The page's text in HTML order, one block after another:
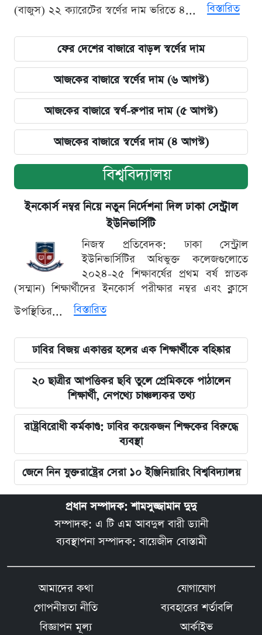
(বাজুস) ২২ ক্যারেটের স্বর্ণের দাম ভরিতে ৪...
বিস্তারিত
ফের দেশের বাজারে বাড়ল স্বর্ণের দাম
আজকের বাজারে স্বর্ণের দাম (৬ আগস্ট)
আজকের বাজারে স্বর্ণ-রুপার দাম (৫ আগস্ট)
আজকের বাজারে স্বর্ণের দাম (৪ আগস্ট)
বিশ্ববিদ্যালয়
ইনকোর্স নম্বর নিয়ে নতুন নির্দেশনা দিল ঢাকা সেন্ট্রাল
ইউনিভার্সিটি
নিজস্ব প্রতিবেদক: ঢাকা সেন্ট্রাল
ইউনিভার্সিটির অধিভুক্ত কলেজগুলোতে
২০২৪-২৫ শিক্ষাবর্ষের প্রথম বর্ষ স্নাতক
(সম্মান) শিক্ষার্থীদের ইনকোর্স পরীক্ষার নম্বর এবং ক্লাসে
উপস্থিতির...
বিস্তারিত
ঢাবির বিজয় একাত্তর হলের এক শিক্ষার্থীকে বহিষ্কার
২০ ছাত্রীর আপত্তিকর ছবি তুলে প্রেমিককে পাঠালেন
শিক্ষার্থী, নেপথ্যে চাঞ্চল্যকর তথ্য
রাষ্ট্রবিরোধী কর্মকাণ্ড: ঢাবির কয়েকজন শিক্ষকের বিরুদ্ধে
ব্যবস্থা
জেনে নিন যুক্তরাষ্ট্রের সেরা ১০ ইঞ্জিনিয়ারিং বিশ্ববিদ্যালয়
প্রধান সম্পাদক: শামসুজ্জামান দুদু
সম্পাদক: এ টি এম আবদুল বারী ড্যানী
ব্যবস্থাপনা সম্পাদক: বায়েজীদ বোস্তামী
আমাদের কথা
যোগাযোগ
গোপনীয়তা নীতি
ব্যবহারের শর্তাবলি
বিজ্ঞাপন মূল্য
আর্কাইভ